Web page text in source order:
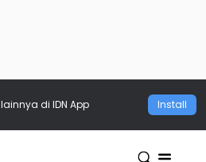
lainnya di IDN App Install